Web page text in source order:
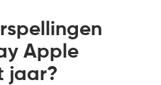
Apple
jaar?